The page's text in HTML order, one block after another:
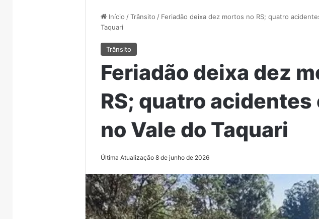
Início / Trânsito / Feriadão deixa dez mortos no RS; quatro
Taquari
Trânsito
Feriadão deixa dez
RS; quatro acidentes
no Vale do Taquari
Última Atualização 8 de junho de 2026